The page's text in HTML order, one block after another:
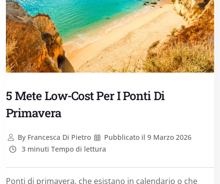
5 Mete Low-Cost Per I Ponti Di
Primavera
ByFrancesca Di Pietro Pubblicato il 9 Marzo 2026
3 minuti Tempo di lettura
Ponti di primavera, che esistano in calendario o che